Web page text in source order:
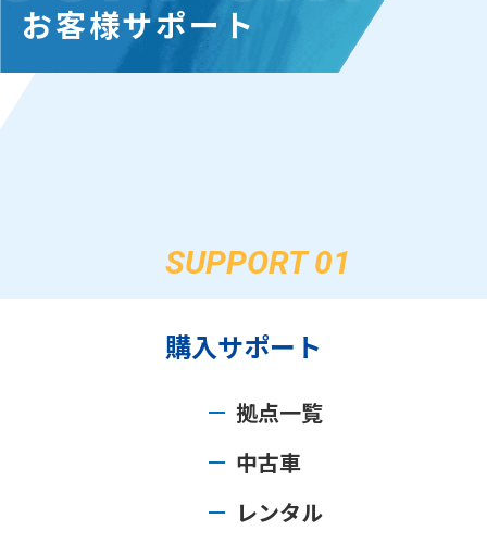
お客様サポート
SUPPORT 01
購入サポート
拠点一覧
中古車
レンタル